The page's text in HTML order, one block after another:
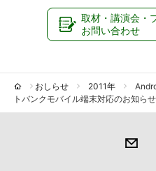
取材・講演会・
お問い合わせ
おしらせ 2011年
トバンクモバイル端末対応のお知らせ